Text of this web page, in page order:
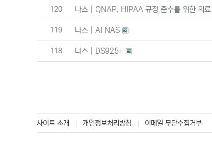
번호
120 나스 QNAP, HIPAA 규정 준수를 위한 의료
번호
119 나스 AI NAS
번호
118 나스 DS925+
사이트 소개 개인정보처리방침 이메일 무단수집거부